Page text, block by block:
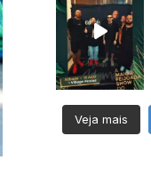
Veja mais